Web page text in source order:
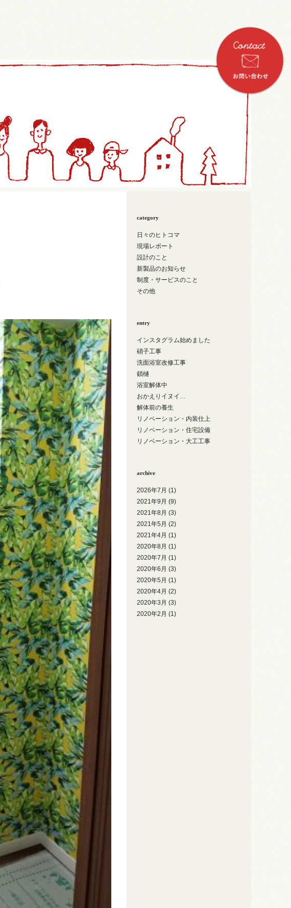
category
日々のヒトコマ
現場レポート
設計のこと
新製品のお知らせ
制度・サービスのこと
その他
entry
インスタグラム始めました
硝子工事
洗面浴室改修工事
鎖樋
浴室解体中
おかえりイヌイ…
解体前の養生
リノベーション・内装仕上
リノベーション・住宅設備
リノベーション・大工工事
archive
2026年7月 (1)
2021年9月 (9)
2021年8月 (3)
2021年5月 (2)
2021年4月 (1)
2020年8月 (1)
2020年7月 (1)
2020年6月 (3)
2020年5月 (1)
2020年4月 (2)
2020年3月 (3)
2020年2月 (1)